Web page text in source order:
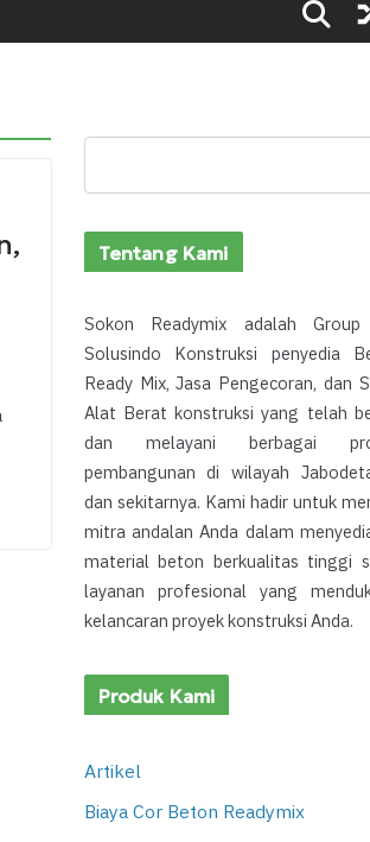
Tentang Kami
Sokon Readymix adalah Group
Solusindo Konstruksi penyedia
Ready Mix, Jasa Pengecoran, dan
Alat Berat konstruksi yang telah
dan melayani berbagai
pembangunan di wilayah
dan sekitarnya. Kami hadir untuk
mitra andalan Anda dalam
material beton berkualitas tinggi
layanan profesional yang
kelancaran proyek konstruksi Anda.
Produk Kami
Artikel
Biaya Cor Beton Readymix